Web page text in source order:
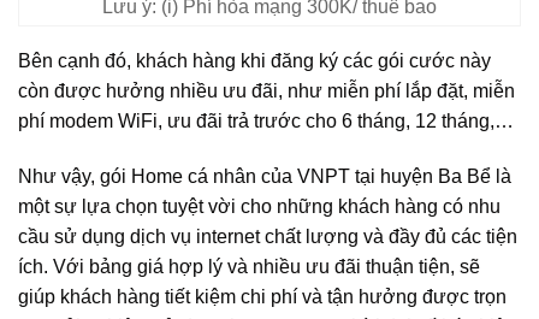
Lưu ý: (i) Phí hòa mạng 300K/ thuê bao
Bên cạnh đó, khách hàng khi đăng ký các gói cước này
còn được hưởng nhiều ưu đãi, như miễn phí lắp đặt, miễn
phí modem WiFi, ưu đãi trả trước cho 6 tháng, 12 tháng,…
Như vậy, gói Home cá nhân của VNPT tại huyện Ba Bể là
một sự lựa chọn tuyệt vời cho những khách hàng có nhu
cầu sử dụng dịch vụ internet chất lượng và đầy đủ các tiện
ích. Với bảng giá hợp lý và nhiều ưu đãi thuận tiện, sẽ
giúp khách hàng tiết kiệm chi phí và tận hưởng được trọn